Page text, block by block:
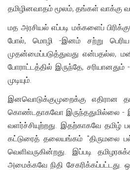
தமிழினவாதம் மூலம், தங்கள்
மத அரசியல் எப்படி மக்களைப்
போல், மொழி -இனம் சற்று பெரிய
முதன்மைப்படுத்துவது என்பதல்ல,
போராட்டத்தில் இருந்தே,
முடியும்.
இனவொடுக்குமுறைக்கு எதிரான
கொண்டதாகவோ இருந்ததுமில்லை -
வளர்ச்சியுற்றது. இதற்காகவே
கட்டுரைத் தலையங்கம் "திருமலை
வெளிவருகின்றது. இப்படி
அமைக்கவே நிதி